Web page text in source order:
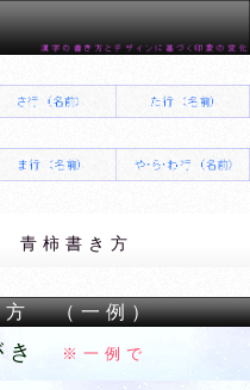
青柿書き方
方 （一例）
※一例で